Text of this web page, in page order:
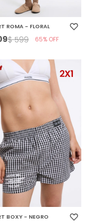
ROMA - FLORAL
$599 65
BOXY - NEGRO